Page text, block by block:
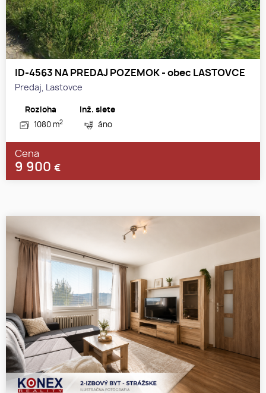
ID-4563 NA PREDAJ POZEMOK - obec LASTOVCE
Predaj, Lastovce
Rozloha
1080 m2
Inž. siete
áno
Cena
9 900 €